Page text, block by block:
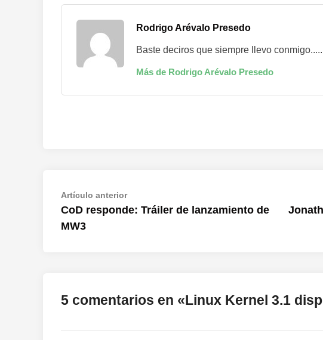
Rodrigo Arévalo Presedo
Baste deciros que siempre llevo
Más de Rodrigo Arévalo Presedo
Navegación
de
entradas
Artículo anteriorArtículo
anterior:
CoD responde: Tráiler de lanzamiento de
MW3
5 comentarios en «Linux Kernel 3.1